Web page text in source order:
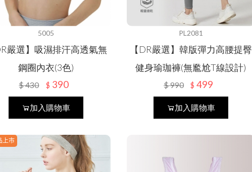
袖套/手套
防曬裙
內衣褲
抗暑配件
防寒配件
冬季衣褲
內衣褲
防寒配件
女內衣褲
男內衣褲
配件
SOCK襪子專區
吸汗/涼感透氣
抑菌消臭
機能系列
膠原蛋白
五趾襪
保暖抗寒
居家用品
涼感寢具
毛巾
浴巾/袍
小方巾
乾髮帽
保健護具
貝柔
秋冬防寒
圍巾
毛帽
新春特賣
DR.WOW
5005
嚴選】吸濕排汗高透氣無
鋼圈內衣(3色)
$430 $ 390
加入購物車
PL2081
【DR嚴選】韓版彈力高腰提臀
健身瑜珈褲(無尷尬T線設計)
$990 $ 499
加入購物車
上市